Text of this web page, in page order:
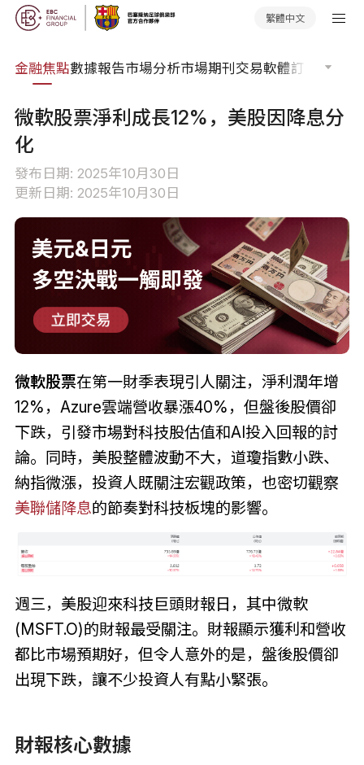
繁體中文
金融焦點數據報告市場分析市場期刊交易軟體訂單流
微軟股票淨利成長12%，美股因降息分
化
發布日期: 2025年10月30日
更新日期: 2025年10月30日
微軟股票在第一財季表現引人關注，淨利潤年增
12%，Azure雲端營收暴漲40%，但盤後股價卻
下跌，引發市場對科技股估值和AI投入回報的討
論。同時，美股整體波動不大，道瓊指數小跌、
納指微漲，投資人既關注宏觀政策，也密切觀察
美聯儲降息的節奏對科技板塊的影響。
週三，美股迎來科技巨頭財報日，其中微軟
(MSFT.O)的財報最受關注。財報顯示獲利和營收
都比市場預期好，但令人意外的是，盤後股價卻
出現下跌，讓不少投資人有點小緊張。
財報核心數據